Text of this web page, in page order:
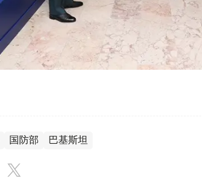
国防部 巴基斯坦